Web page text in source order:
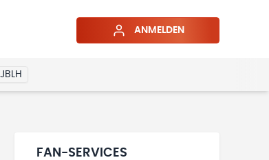
ANMELDEN
JBLH
FAN-SERVICES